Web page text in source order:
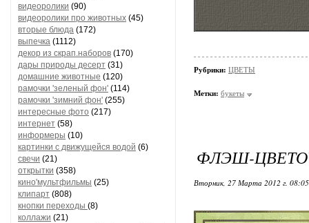
видеоролики (90)
видеоролики про животных (45)
вторые блюда (172)
выпечка (1112)
декор из скрап.наборов (170)
дары природы десерт (31)
домашние животные (120)
рамочки 'зеленый фон' (114)
рамочки 'зимний фон' (255)
интересные фото (217)
интернет (58)
информеры (10)
картинки с движущейся водой (6)
свечи (21)
открытки (358)
кино'мультфильмы (25)
клипарт (808)
кнопки переходы (8)
коллажи (21)
Рубрики: ЦВЕТЫ
Метки: букеты
ФЛЭШ-
Вторник, 27 Марта 2012 г.